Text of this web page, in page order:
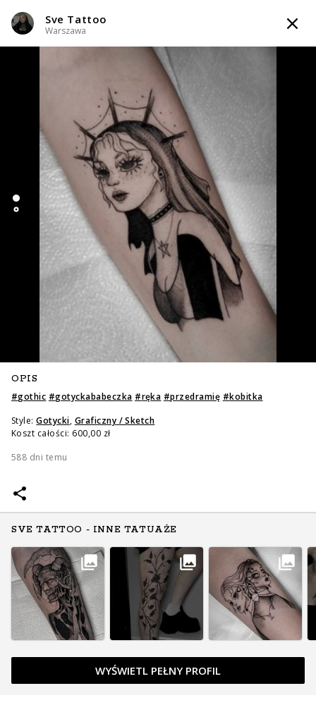
TATTOOARTIST
Sve Tattoo
Warszawa
Styl tatuażu: Dotwork / Gotycki / Graficzny / Sketch
WIADOMOŚĆ
TATUAŻE WZORY SKLEP
Sve Tattoo
Warszawa
OPIS
#gothic #gotyckababeczka #ręka #przedramię #kobitka
Style: Gotycki, Graficzny / Sketch
Koszt całości: 600,00 zł
588 dni temu
SVE TATTOO - INNE TATUAŻE
WYŚWIETL PEŁNY PROFIL